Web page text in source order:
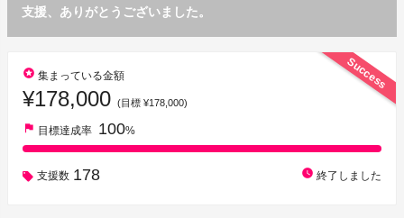
支援、ありがとうございました。
Success
stars 集まっている金額
¥178,000 (目標 ¥178,000)
flag 目標達成率 100%
支援数 178 watch_later 終了しました